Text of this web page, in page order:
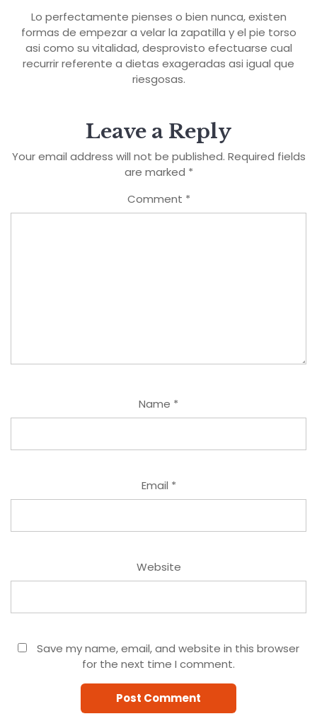
Lo perfectamente pienses o bien nunca, existen
formas de empezar a velar la zapatilla y el pie torso
asi­ como su vitalidad, desprovisto efectuarse cual
recurrir referente a dietas exageradas asi­ igual que
riesgosas.
Leave a Reply
Your email address will not be published. Required fields
are marked *
Comment *
Name *
Email *
Website
Save my name, email, and website in this browser
for the next time I comment.